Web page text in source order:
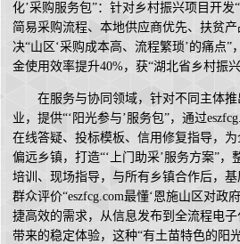
化’采购服务包”：针对乡村振兴项目开发
简易采购流程、本地供应商优先、扶贫
决“山区‘采购成本高、流程繁琐’的痛点”
金使用效率提升40%，获“湖北省乡村振兴
在服务与协同领域，针对不同主体
业，提供“‘阳光参与’服务包”，通过
在线答疑、投标模板、信用修复指导，
偏远乡镇，打造“‘上门助采’服务方案”
培训、现场指导，与所有乡镇合作后，基
群众评价“eszfcg.com最懂‘恩施山区对政
捷高效的需求，从信息发布到全流程电
带来的稳定体验，这种“有土苗特色的阳